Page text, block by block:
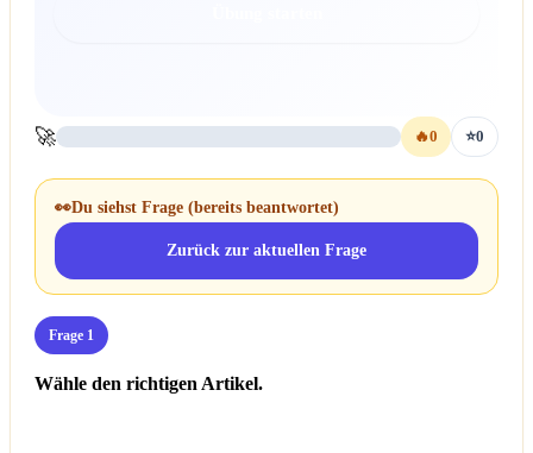
🚀 🔥0 ⭐0
👀Du siehst Frage (bereits beantwortet)
Zurück zur aktuellen Frage
Frage 1
Wähle den richtigen Artikel.